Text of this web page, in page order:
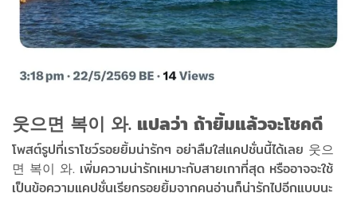
웃으면 복이 와. แปลว่า ถ้ายิ้มแล้วจะโชคดี
โพสต์รูปที่เราโชว์รอยยิ้มน่ารักๆ อย่าลืมใส่แคปชั่นนี้ได้เลย 웃으
면 복이 와. เพิ่มความน่ารักเหมาะกับสายเกาที่สุด หรืออาจจะใช้
เป็นข้อความแคปชั่นเรียกรอยยิ้มจากคนอ่านก็น่ารักไปอีกแบบนะ